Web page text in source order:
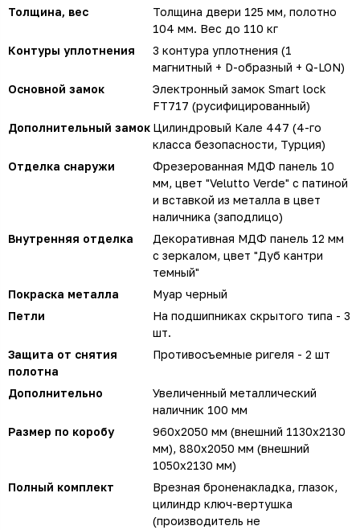
Толщина, вес
Толщина двери 125 мм, полотно
104 мм. Вес до 110 кг
Контуры уплотнения
3 контура уплотнения (1
магнитный + D-образный + Q-LON)
Основной замок
Электронный замок Smart lock
FT717 (русифицированный)
Дополнительный замок Цилиндровый Кале 447 (4-го
класса безопасности, Турция)
Отделка снаружи
Фрезерованная МДФ панель 10
мм, цвет "Velutto Verde" с патиной
и вставкой из металла в цвет
наличника (заподлицо)
Внутренняя отделка
Декоративная МДФ панель 12 мм
с зеркалом, цвет "Дуб кантри
темный"
Покраска металла
Муар черный
Петли
На подшипниках скрытого типа - 3
шт.
Защита от снятия
полотна
Противосъемные ригеля - 2 шт
Дополнительно
Увеличенный металлический
наличник 100 мм
Размер по коробу
960х2050 мм (внешний 1130х2130
мм), 880х2050 мм (внешний
1050х2130 мм)
Полный комплект
Врезная броненакладка, глазок,
цилиндр ключ-вертушка
(производитель не